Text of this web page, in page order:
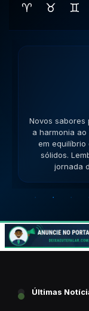
♈ ♉ ♊
Novas
impasses de
sucesso.
jornada
Últimas